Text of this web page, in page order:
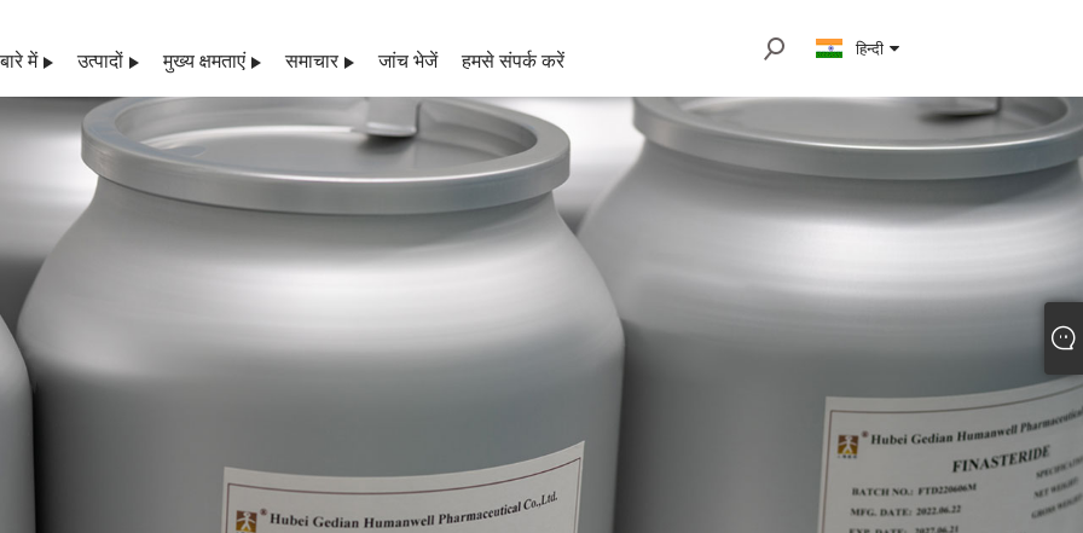
में उत्पादों मुख्य क्षमताएं समाचार जांच भेजें हमसे संपर्क करें हिन्दी